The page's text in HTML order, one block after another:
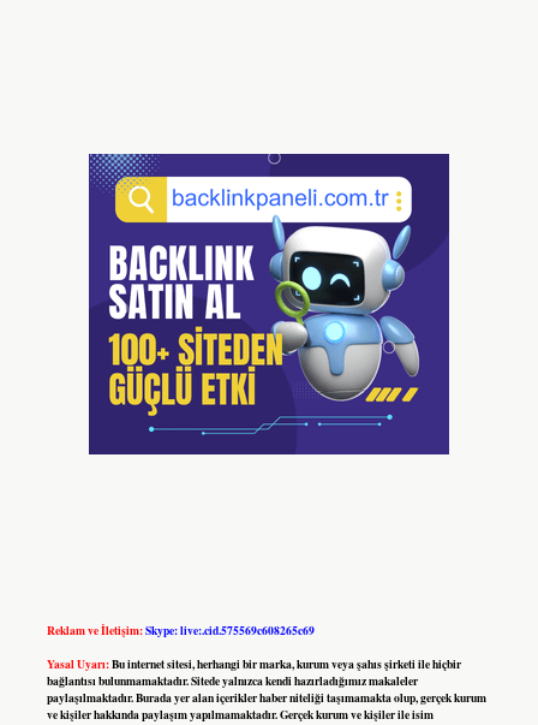
Reklam ve İletişim:Skype: live:.cid.575569c608265c69
Yasal Uyarı:Bu internet sitesi, herhangi bir marka, kurum veya şahıs şirketi ile hiçbir
bağlantısı bulunmamaktadır. Sitede yalnızca kendi hazırladığımız makaleler
paylaşılmaktadır. Burada yer alan içerikler haber niteliği taşımamakta olup, gerçek kurum
ve kişiler hakkında paylaşım yapılmamaktadır. Gerçek kurum ve kişiler ile isim